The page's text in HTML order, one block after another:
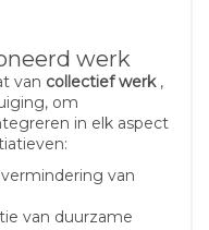
werk
van collectief werk,
om
in elk aspect
vermindering van
van duurzame